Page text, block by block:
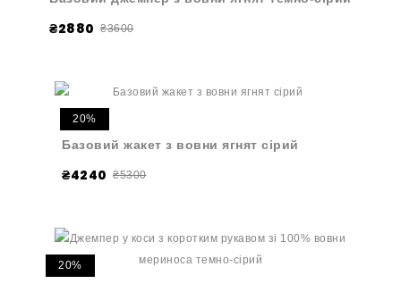
₴2880 ₴3600
20%
Базовий жакет з вовни ягнят сірий
₴4240 ₴5300
20%